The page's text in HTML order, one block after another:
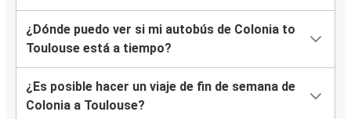
¿Dónde puedo ver si mi autobús de Colonia to
Toulouse está a tiempo?
¿Es posible hacer un viaje de fin de semana de
Colonia a Toulouse?